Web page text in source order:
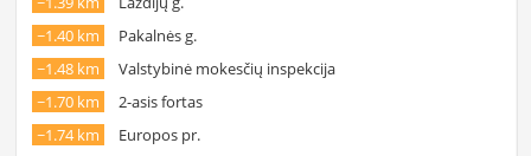
~1.40 km
Pakalnės g.
~1.48 km
Valstybinė mokesčių inspekcija
~1.70 km
2-asis fortas
~1.74 km
Europos pr.